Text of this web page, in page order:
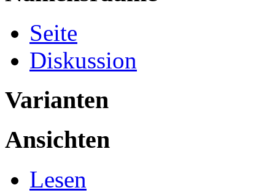
Seite
Diskussion
Varianten
Ansichten
Lesen